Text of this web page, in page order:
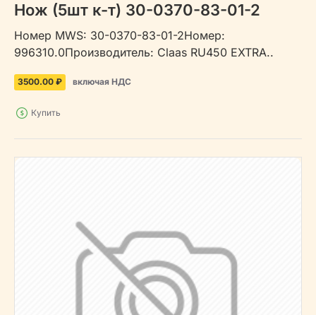
Нож (5шт к-т) 30-0370-83-01-2
Номер MWS: 30-0370-83-01-2Номер:
996310.0Производитель: Claas RU450 EXTRA..
3500.00 ₽ включая НДС
Купить